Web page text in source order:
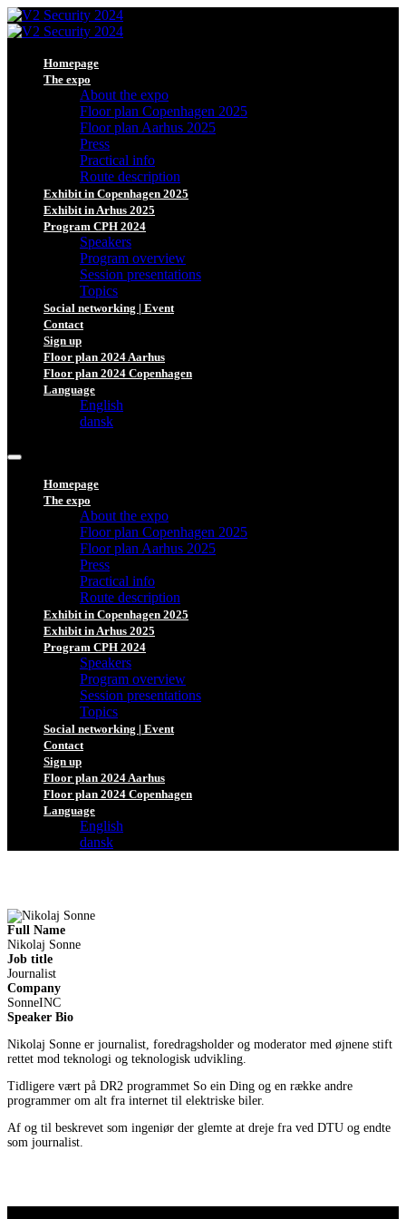
Homepage
The expo
About the expo
Floor plan Copenhagen 2025
Floor plan Aarhus 2025
Press
Practical info
Route description
Exhibit in Copenhagen 2025
Exhibit in Arhus 2025
Program CPH 2024
Speakers
Program overview
Session presentations
Topics
Social networking | Event
Contact
Sign up
Floor plan 2024 Aarhus
Floor plan 2024 Copenhagen
Language
English
dansk
Homepage
The expo
About the expo
Floor plan Copenhagen 2025
Floor plan Aarhus 2025
Press
Practical info
Route description
Exhibit in Copenhagen 2025
Exhibit in Arhus 2025
Program CPH 2024
Speakers
Program overview
Session presentations
Topics
Social networking | Event
Contact
Sign up
Floor plan 2024 Aarhus
Floor plan 2024 Copenhagen
Language
English
dansk
Full Name
Nikolaj Sonne
Job title
Journalist
Company
SonneINC
Speaker Bio
Nikolaj Sonne er journalist, foredragsholder og moderator med øjnene stift
rettet mod teknologi og teknologisk udvikling.
Tidligere vært på DR2 programmet So ein Ding og en række andre
programmer om alt fra internet til elektriske biler.
Af og til beskrevet som ingeniør der glemte at dreje fra ved DTU og endte
som journalist.